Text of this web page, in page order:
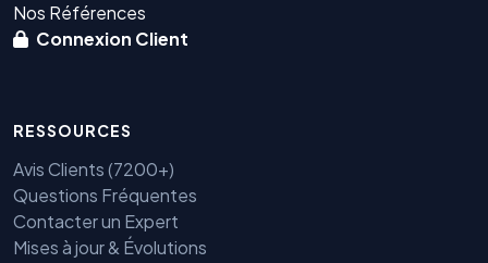
Nos Références
Connexion Client
RESSOURCES
Avis Clients (7200+)
Questions Fréquentes
Contacter un Expert
Mises à jour & Évolutions